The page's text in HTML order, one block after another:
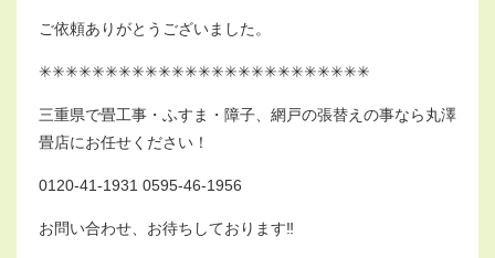
ご依頼ありがとうございました。
✳︎✳︎✳︎✳︎✳︎✳︎✳︎✳︎✳︎✳︎✳︎✳︎✳︎✳︎✳︎✳︎✳︎✳︎✳︎✳︎✳︎✳︎✳︎✳︎✳︎
三重県で畳工事・ふすま・障子、網戸の張替えの事なら丸澤
畳店にお任せください！
0120-41-1931 0595-46-1956
お問い合わせ、お待ちしております‼︎